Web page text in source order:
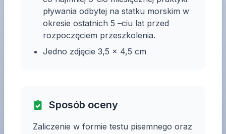
pływania odbytej na statku morskim w
okresie ostatnich 5 –ciu lat przed
rozpoczęciem przeszkolenia.
Jedno zdjęcie 3,5 x 4,5 cm
Sposób oceny
Zaliczenie w formie testu pisemnego oraz